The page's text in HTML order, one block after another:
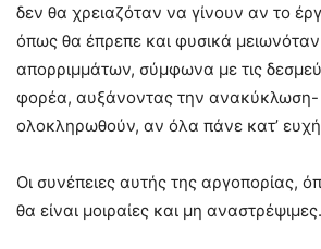
δεν θα χρειαζόταν να γίνουν αν το
όπως θα έπρεπε και φυσικά
απορριμμάτων, σύμφωνα με τις
φορέα, αυξάνοντας την
ολοκληρωθούν, αν όλα πάνε κατ’
Οι συνέπειες αυτής της αργοπορίας,
θα είναι μοιραίες και μη αναστρέψιμες.